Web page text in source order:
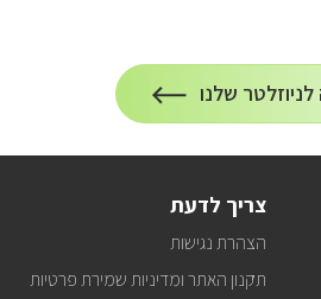
הרשמה
שלנו
צריך לדעת
הצהרת נגישות
תקנון האתר ומדיניות שמירת פרטיות